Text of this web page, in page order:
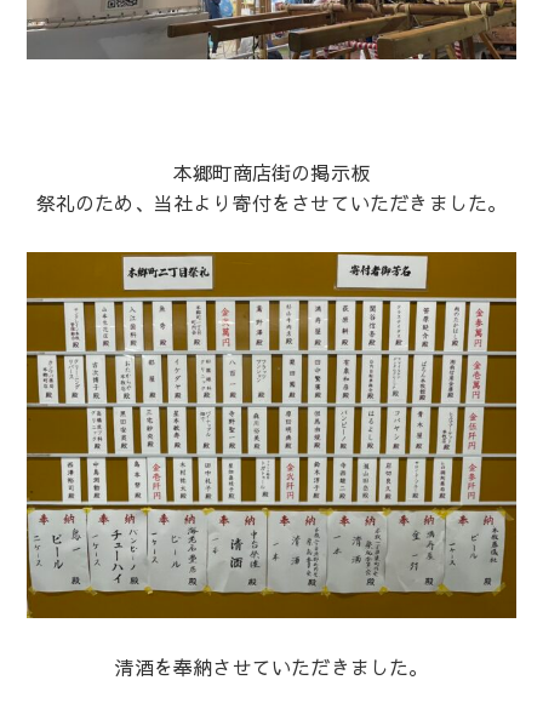
本郷町商店街の掲示板
祭礼のため、当社より寄付をさせていただきました。
清酒を奉納させていただきました。